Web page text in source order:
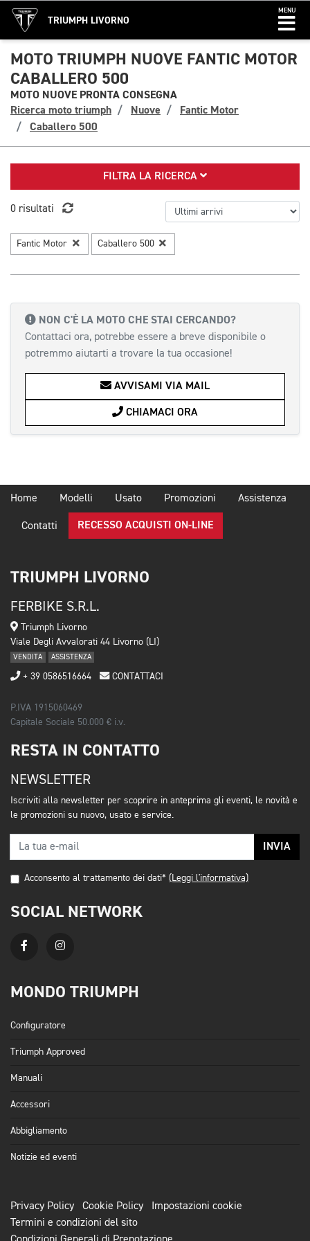
TRIUMPH LIVORNO
MENU
MOTO TRIUMPH NUOVE FANTIC MOTOR
CABALLERO 500
MOTO NUOVE PRONTA CONSEGNA
Ricerca moto triumph
Nuove
Fantic Motor
Caballero 500
FILTRA LA RICERCA
0 risultati
Fantic Motor Caballero 500
NON C'È LA MOTO CHE STAI CERCANDO?
Contattaci ora, potrebbe essere a breve disponibile o
potremmo aiutarti a trovare la tua occasione!
AVVISAMI VIA MAIL
CHIAMACI ORA
Home Modelli Usato Promozioni Assistenza
Contatti RECESSO ACQUISTI ON-LINE
TRIUMPH LIVORNO
FERBIKE S.R.L.
Triumph Livorno
Viale Degli Avvalorati 44 Livorno (LI)
VENDITA ASSISTENZA
+ 39 0586516664 CONTATTACI
P.IVA 1915060469
Capitale Sociale 50.000 € i.v.
RESTA IN CONTATTO
NEWSLETTER
Iscriviti alla newsletter per scoprire in anteprima gli eventi, le novità e
le promozioni su nuovo, usato e service.
INVIA
Acconsento al trattamento dei dati* (Leggi l'informativa)
SOCIAL NETWORK
MONDO TRIUMPH
Configuratore
Triumph Approved
Manuali
Accessori
Abbigliamento
Notizie ed eventi
Privacy Policy Cookie Policy
Impostazioni cookie
Termini e condizioni del sito